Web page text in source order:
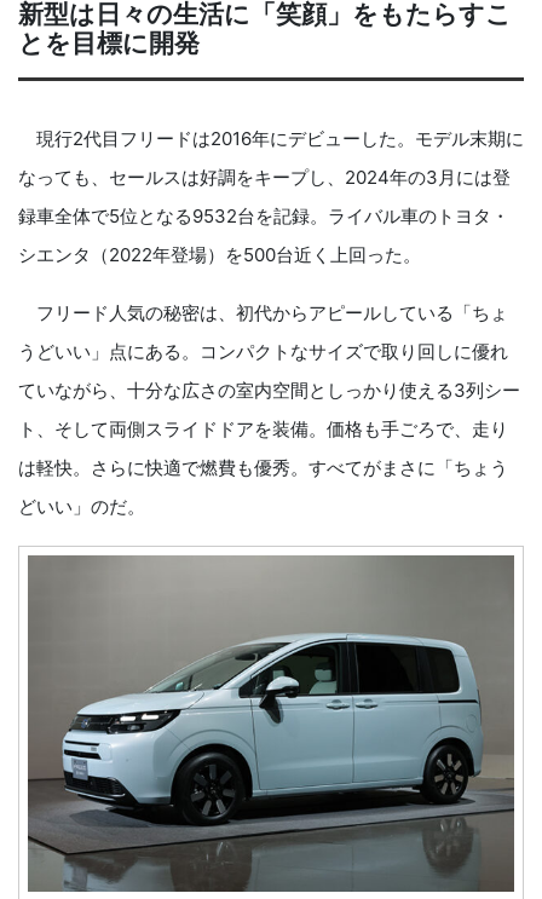
新型は日々の生活に「笑顔」をもたらすこ
とを目標に開発
現行2代目フリードは2016年にデビューした。モデル末期に
なっても、セールスは好調をキープし、2024年の3月には登
録車全体で5位となる9532台を記録。ライバル車のトヨタ・
シエンタ（2022年登場）を500台近く上回った。
フリード人気の秘密は、初代からアピールしている「ちょ
うどいい」点にある。コンパクトなサイズで取り回しに優れ
ていながら、十分な広さの室内空間としっかり使える3列シー
ト、そして両側スライドドアを装備。価格も手ごろで、走り
は軽快。さらに快適で燃費も優秀。すべてがまさに「ちょう
どいい」のだ。